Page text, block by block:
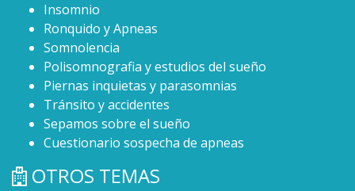
Insomnio
Ronquido y Apneas
Somnolencia
Polisomnografia y estudios del sueño
Piernas inquietas y parasomnias
Tránsito y accidentes
Sepamos sobre el sueño
Cuestionario sospecha de apneas
OTROS TEMAS